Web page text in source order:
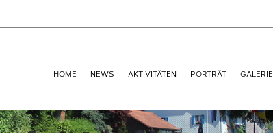
HOME NEWS AKTIVITÄTEN PORTRÄT GALERIE